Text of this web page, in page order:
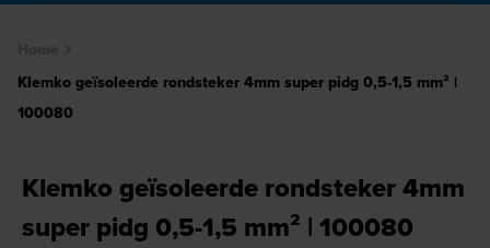
Klemko geïsoleerde rondsteker 4mm super pidg 0,5-1,5 mm² |
100080
Klemko geïsoleerde rondsteker 4mm
super pidg 0,5-1,5 mm² | 100080